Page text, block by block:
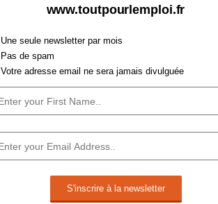
www.toutpourlemploi.fr
Une seule newsletter par mois
Pas de spam
Votre adresse email ne sera jamais divulguée
Nouvelle réduction de
l’indemnisation chômage en
décembre 2024.
28 mai 2024-Daniel Lamar -0 Commentaire
chômage depuis 2017. La réforme sera connue,
dans le détail, en juin. Un décret sera pris le 1er